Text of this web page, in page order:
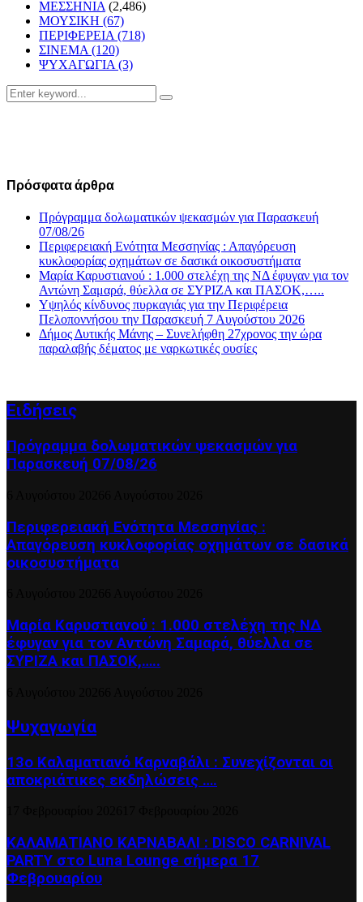
ΜΕΣΣΗΝΙΑ (2,486)
ΜΟΥΣΙΚΗ (67)
ΠΕΡΙΦΕΡΕΙΑ (718)
ΣΙΝΕΜΑ (120)
ΨΥΧΑΓΩΓΙΑ (3)
Search
for:
Search
Πρόσφατα άρθρα
Πρόγραμμα δολωματικών ψεκασμών για Παρασκευή
07/08/26
Περιφερειακή Ενότητα Μεσσηνίας : Απαγόρευση
κυκλοφορίας οχημάτων σε δασικά οικοσυστήματα
Μαρία Καρυστιανού : 1.000 στελέχη της ΝΔ έφυγαν για τον
Αντώνη Σαμαρά, θύελλα σε ΣΥΡΙΖΑ και ΠΑΣΟΚ,…..
Υψηλός κίνδυνος πυρκαγιάς για την Περιφέρεια
Πελοποννήσου την Παρασκευή 7 Αυγούστου 2026
Δήμος Δυτικής Μάνης – Συνελήφθη 27χρονος την ώρα
παραλαβής δέματος με ναρκωτικές ουσίες
Ειδήσεις
Πρόγραμμα δολωματικών ψεκασμών για
Παρασκευή 07/08/26
Περιφερειακή Ενότητα Μεσσηνίας :
Απαγόρευση κυκλοφορίας οχημάτων σε δασικά
οικοσυστήματα
Μαρία Καρυστιανού : 1.000 στελέχη της ΝΔ
έφυγαν για τον Αντώνη Σαμαρά, θύελλα σε
ΣΥΡΙΖΑ και ΠΑΣΟΚ,…..
Ψυχαγωγία
13ο Καλαματιανό Καρναβάλι : Συνεχίζονται οι
αποκριάτικες εκδηλώσεις ….
ΚΑΛΑΜΑΤΙΑΝΟ ΚΑΡΝΑΒΑΛΙ : DISCO CARNIVAL
PARTY στο Luna Lounge σήμερα 17
Φεβρουαρίου